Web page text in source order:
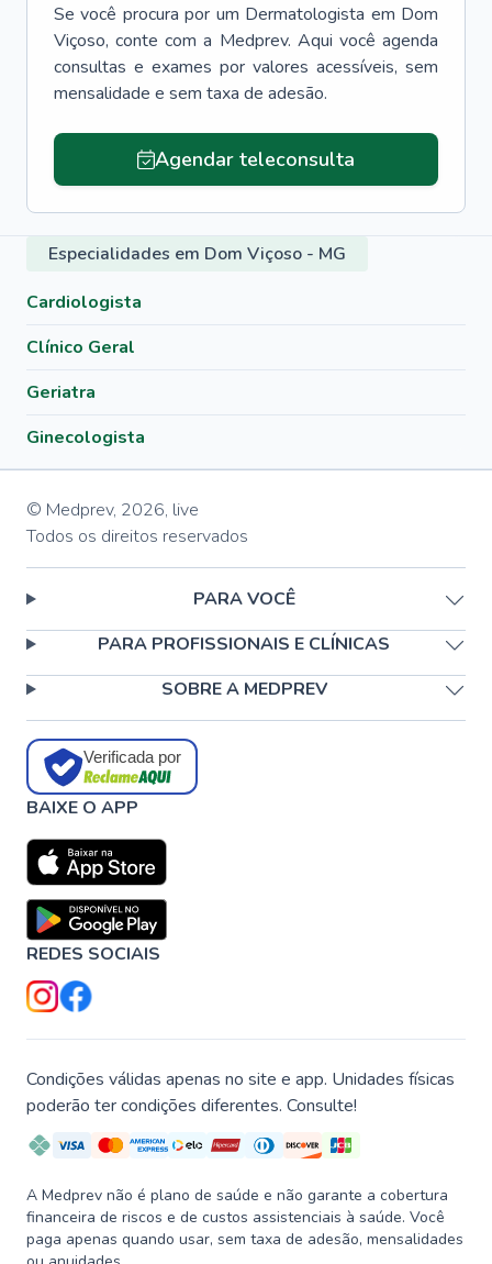
Se você procura por um Dermatologista em Dom
Viçoso, conte com a Medprev. Aqui você agenda
consultas e exames por valores acessíveis, sem
mensalidade e sem taxa de adesão.
Agendar teleconsulta
Especialidades em Dom Viçoso - MG
Cardiologista
Clínico Geral
Geriatra
Ginecologista
© Medprev, 2026, live
Todos os direitos reservados
PARA VOCÊ
PARA PROFISSIONAIS E CLÍNICAS
SOBRE A MEDPREV
Verificada por
BAIXE O APP
REDES SOCIAIS
Condições válidas apenas no site e app. Unidades físicas
poderão ter condições diferentes. Consulte!
A Medprev não é plano de saúde e não garante a cobertura
financeira de riscos e de custos assistenciais à saúde. Você
paga apenas quando usar, sem taxa de adesão, mensalidades